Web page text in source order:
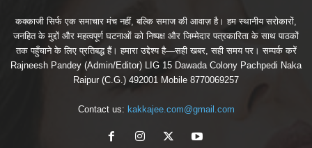
कक्काजी सिर्फ एक समाचार मंच नहीं, बल्कि समाज की आवाज़ है। हम स्थानीय सरोकारों,
जनहित के मुद्दों और महत्वपूर्ण घटनाओं को निष्पक्ष और जिम्मेदार पत्रकारिता के साथ पाठकों
तक पहुँचाने के लिए प्रतिबद्ध हैं। हमारा उद्देश्य है—सही खबर, सही समय पर। सम्पर्क करें
Rajneesh Pandey (Admin/Editor) LIG 15 Dawada Colony Pachpedi Naka
Raipur (C.G.) 492001 Mobile 8770069257
Contact us: kakkajee.com@gmail.com